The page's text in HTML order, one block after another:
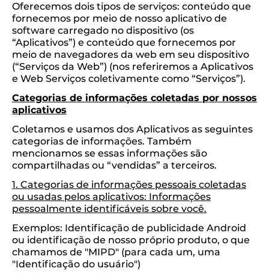
Oferecemos dois tipos de serviços: conteúdo que
fornecemos por meio de nosso aplicativo de
software carregado no dispositivo (os
“Aplicativos”) e conteúdo que fornecemos por
meio de navegadores da web em seu dispositivo
(“Serviços da Web”) (nos referiremos a Aplicativos
e Web Serviços coletivamente como “Serviços”).
Categorias de informações coletadas por nossos
aplicativos
Coletamos e usamos dos Aplicativos as seguintes
categorias de informações. Também
mencionamos se essas informações são
compartilhadas ou “vendidas” a terceiros.
1. Categorias de informações pessoais coletadas
ou usadas pelos aplicativos: Informações
pessoalmente identificáveis ​​sobre você.
Exemplos: Identificação de publicidade Android
ou identificação de nosso próprio produto, o que
chamamos de "MIPD" (para cada um, uma
"Identificação do usuário")